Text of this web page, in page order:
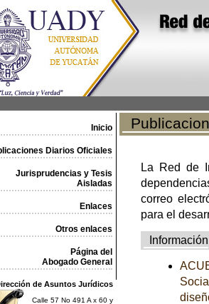
Inicio
Diarios Oficiales
Jurisprudencias y Tesis
Aisladas
Enlaces
Otros enlaces
Página del
Abogado General
de Asuntos Jurídicos
Calle 57 No 491 A x 60 y
La Red de
correo
para el
Información